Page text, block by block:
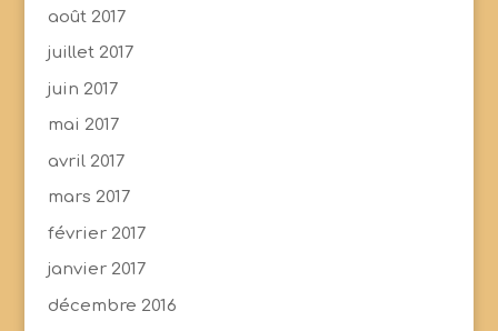
août 2017
juillet 2017
juin 2017
mai 2017
avril 2017
mars 2017
février 2017
janvier 2017
décembre 2016